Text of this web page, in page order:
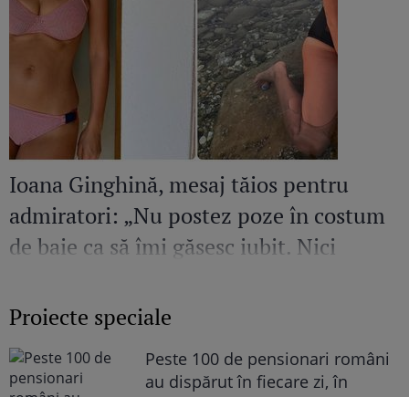
Ioana Ginghină, mesaj tăios pentru
admiratori: „Nu postez poze în costum
de baie ca să îmi găsesc iubit. Nici
Proiecte speciale
Peste 100 de pensionari români
au dispărut în fiecare zi, în